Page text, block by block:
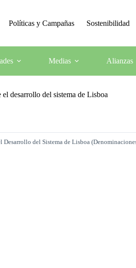
Políticas y Campañas Sostenibilidad
Medias Alianzas
desarrollo del sistema de Lisboa
Desarrollo del Sistema de Lisboa